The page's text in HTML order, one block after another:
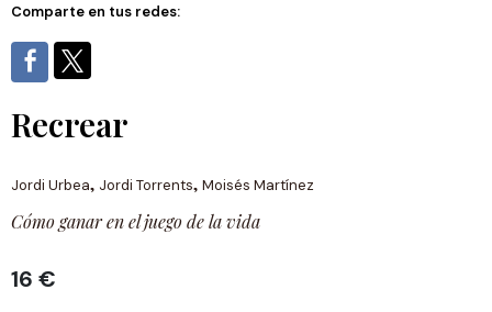
Comparte en tus redes:
Recrear
Jordi Urbea, Jordi Torrents, Moisés Martínez
Cómo ganar en el juego de la vida
16 €